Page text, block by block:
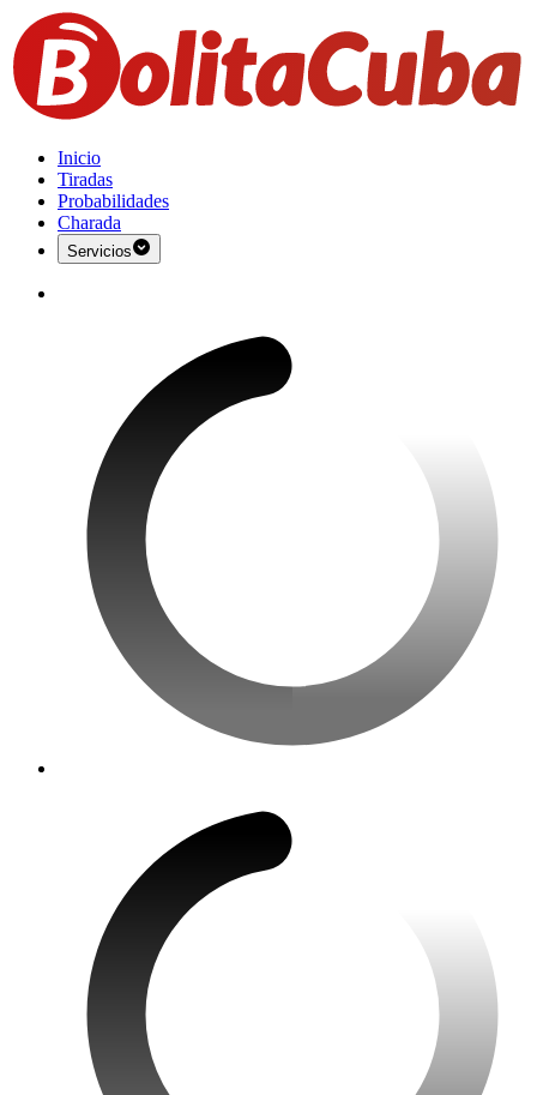
Inicio
Tiradas
Probabilidades
Charada
Servicios